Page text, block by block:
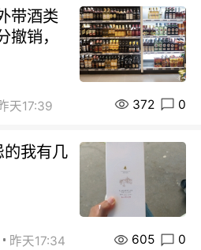
带酒类
销，
天17:39 372 0
的我有几
昨天17:34 605 0